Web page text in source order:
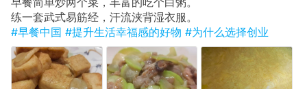
​练一套武式易筋经，汗流浃背湿衣服。
#早餐中国 #提升生活幸福感的好物 #为什么选择创业